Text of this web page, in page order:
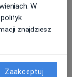
W
znajdziesz
Zaakceptuj